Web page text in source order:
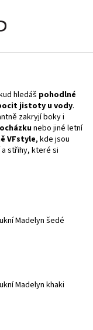
hledáš pohodlné
jistoty u vody.
zakryjí boky i
nebo jiné letní
VFstyle, kde jsou
střihy, které si
Madelyn šedé
Madelyn khaki